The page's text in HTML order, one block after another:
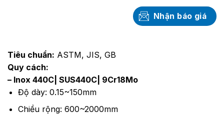
Nhận báo giá
Tiêu chuẩn: ASTM, JIS, GB
Quy cách:
– Inox 440C| SUS440C| 9Cr18Mo
Độ dày: 0.15~150mm
Chiều rộng: 600~2000mm